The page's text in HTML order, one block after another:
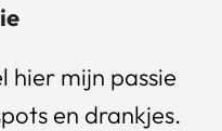
hier mijn passie
en drankjes.